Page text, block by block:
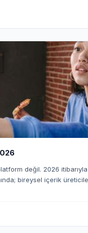
değil. 2026
bireysel içerik